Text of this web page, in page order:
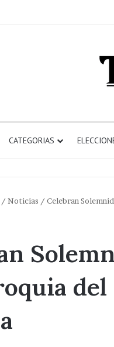
CATEGORIAS
/ Noticias / Celebran